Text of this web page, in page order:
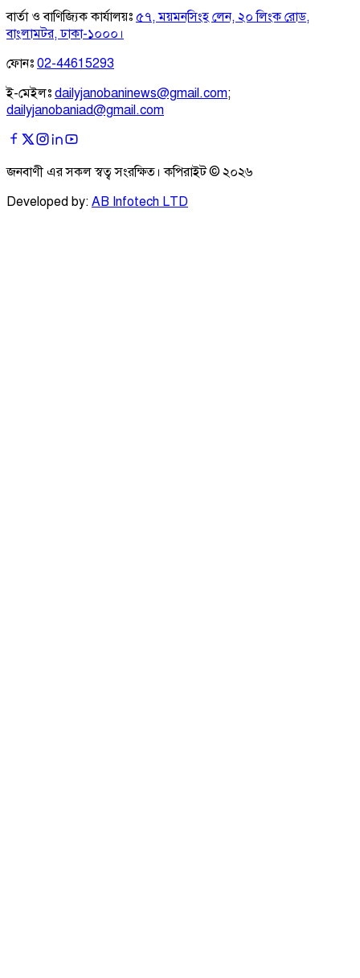
বার্তা ও বাণিজ্যিক কার্যালয়ঃ ৫৭, ময়মনসিংহ লেন, ২০ লিংক রোড,
বাংলামটর, ঢাকা-১০০০।
ফোনঃ 02-44615293
ই-মেইলঃ dailyjanobaninews@gmail.com;
dailyjanobaniad@gmail.com
জনবাণী এর সকল স্বত্ব সংরক্ষিত। কপিরাইট © ২০২৬
Developed by: AB Infotech LTD